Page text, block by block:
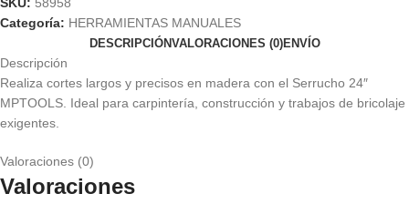
SKU: 58958
Categoría: HERRAMIENTAS MANUALES
DESCRIPCIÓNVALORACIONES (0)ENVÍO
Descripción
Realiza cortes largos y precisos en madera con el Serrucho 24″
MPTOOLS. Ideal para carpintería, construcción y trabajos de bricolaje
exigentes.
Valoraciones (0)
Valoraciones